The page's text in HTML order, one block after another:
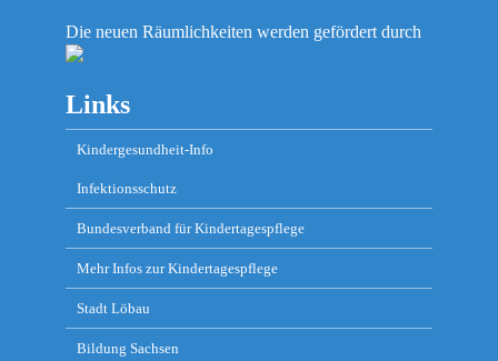
Die neuen Räumlichkeiten werden gefördert durch
Links
Kindergesundheit-Info
Infektionsschutz
Bundesverband für Kindertagespflege
Mehr Infos zur Kindertagespflege
Stadt Löbau
Bildung Sachsen